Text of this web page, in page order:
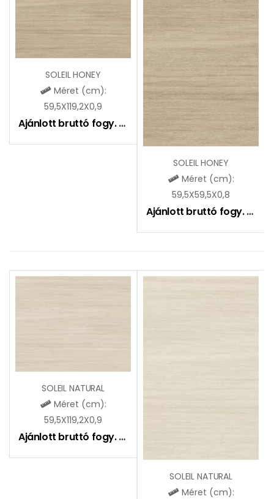
SOLEIL HONEY
Méret (cm):
59,5X119,2X0,9
Ajánlott bruttó fogy. ár: Ft
SOLEIL HONEY
Méret (cm):
59,5X59,5X0,8
Ajánlott bruttó fogy. ár:
SOLEIL NATURAL
Méret (cm):
59,5X119,2X0,9
Ajánlott bruttó fogy. ár:
SOLEIL NATURAL
Méret (cm):